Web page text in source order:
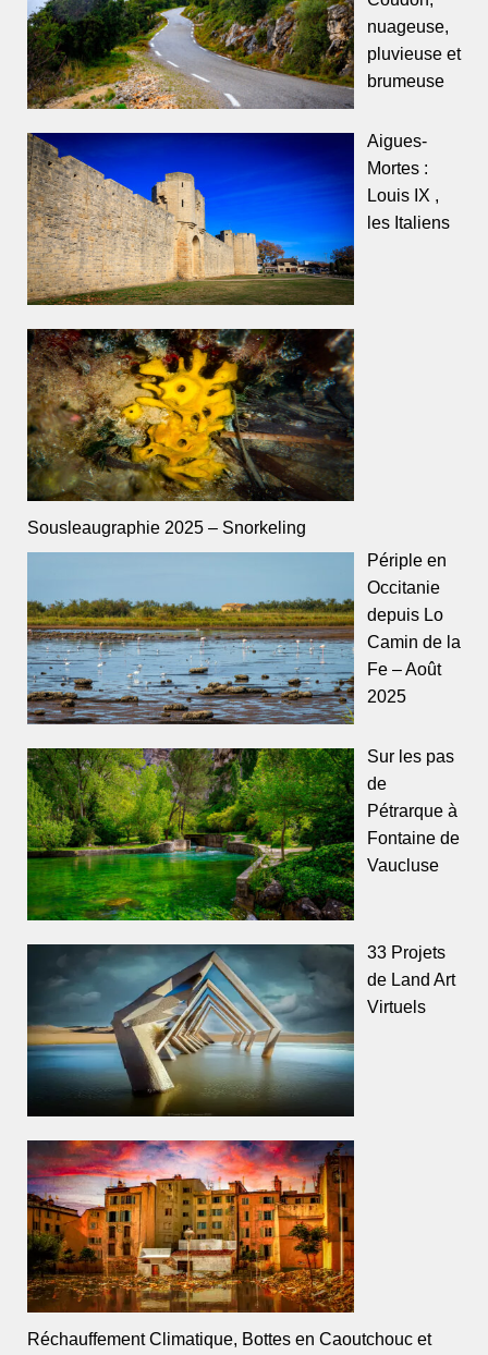
nuageuse,
pluvieuse et
brumeuse
Aigues-
Mortes :
Louis IX ,
les Italiens
Sousleaugraphie 2025 – Snorkeling
Périple en
Occitanie
depuis Lo
Camin de la
Fe – Août
2025
Sur les pas
de
Pétrarque à
Fontaine de
Vaucluse
33 Projets
de Land Art
Virtuels
Réchauffement Climatique, Bottes en Caoutchouc et